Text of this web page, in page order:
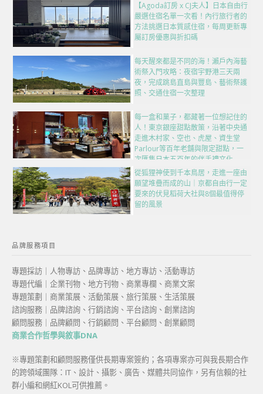
【Agoda訂房 x CJ夫人】日本自由行
嚴選住宿名單一次看！內行旅行者的
方法挑選日本質感住宿，每周更新專
屬訂房優惠與折扣碼
每天醒來都是不同的海！瀨戶內海藝
術祭入門攻略：夜宿宇野港三天兩
夜，完成跳島直島與豐島、藝術祭護
照、交通住宿一次整理
每一盒和菓子，都藏著一位想記住的
人！東京銀座甜點散策，沿著中央通
走進木村家、空也、虎屋、資生堂
Parlour等百年老舖與限定甜點，一
次匯集日本五百年的伴手禮文化
從狐狸神使到千本鳥居，走進一座由
願望堆疊而成的山｜京都自由行一定
要來的伏見稻荷大社與8個最值得停
留的風景
品牌服務項目
專題採訪｜人物專訪、品牌專訪、地方專訪、活動專訪
專題代編｜企業刊物、地方刊物、商業專欄、商業文案
專題策劃｜商業策展、活動策展、旅行策展、生活策展
諮詢服務｜品牌諮詢、行銷諮詢、平台諮詢、創業諮詢
顧問服務｜品牌顧問、行銷顧問、平台顧問、創業顧問
商業合作哲學與敘事DNA
※專題策劃和顧問服務僅供長期專案簽約；各項專案亦可與我長期合作
的跨領域團隊：IT、設計、攝影、廣告、媒體共同協作，另有信賴的社
群小編和網紅KOL可供推薦。